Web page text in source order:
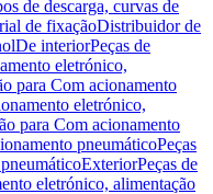
de descarga, curvas de
de fixaçãoDistribuidor de
De interiorPeças de
eletrónico,
para Com acionamento
eletrónico,
para Com acionamento
pneumáticoPeças
ExteriorPeças de
eletrónico, alimentação